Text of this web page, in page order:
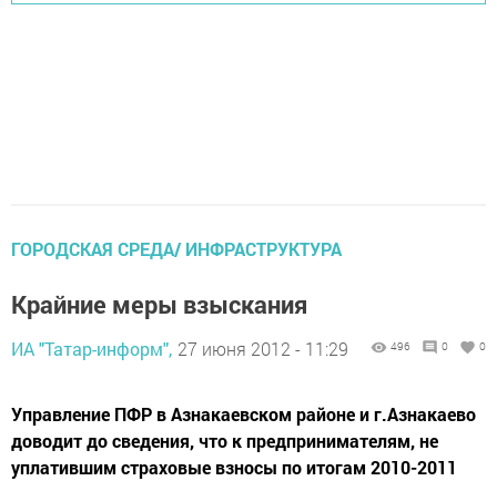
ГОРОДСКАЯ СРЕДА/ ИНФРАСТРУКТУРА
Крайние меры взыскания
ИА "Татар-информ", 27 июня 2012 - 11:29 496 0 0
Управление ПФР в Азнакаевском районе и г.Азнакаево
доводит до сведения, что к предпринимателям, не
уплатившим страховые взносы по итогам 2010-2011